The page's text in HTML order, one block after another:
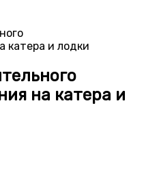
катера и лодки
на катера и